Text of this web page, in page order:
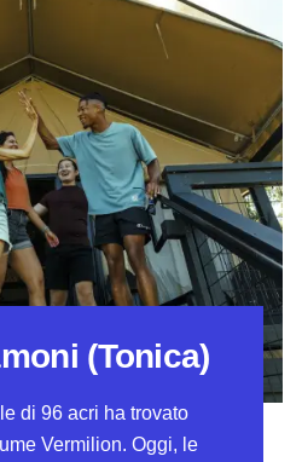
(Tonica)
di 96 acri ha trovato
Vermilion. Oggi, le